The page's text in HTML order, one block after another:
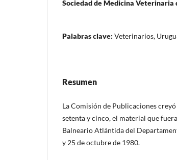
Sociedad de Medicina Veterinaria
Palabras clave: Veterinarios,
Resumen
La Comisión de Publicaciones
setenta y cinco, el material que
Balneario Atlántida del
y 25 de octubre de 1980.